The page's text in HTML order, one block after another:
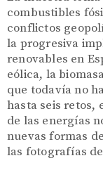
combustibles
conflictos
la progresiva
renovables en
eólica, la
que todavía no
hasta seis retos,
de las energías
nuevas formas
las fotografías